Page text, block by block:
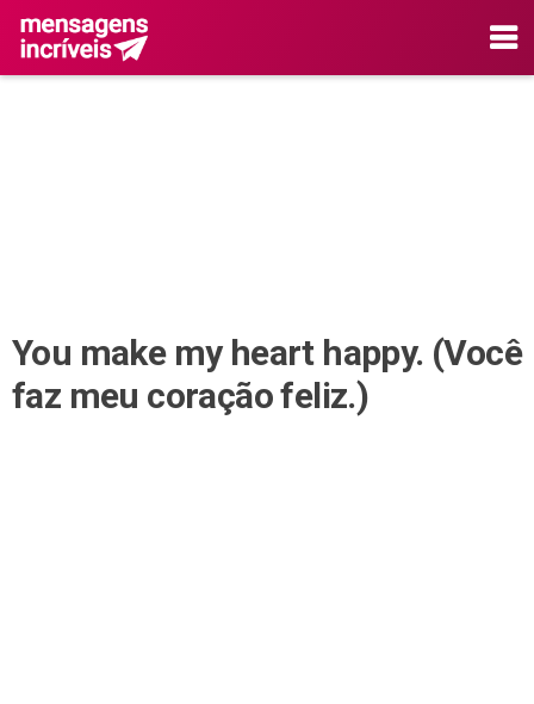
You make my heart happy. (Você
faz meu coração feliz.)